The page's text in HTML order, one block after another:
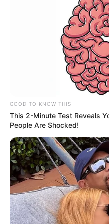
-ad7
Matérias Bônus :
Filho de ACS se torna Médico
🧊Cidades que distribuíram
🧊Grupo da 3ª turma do +Saúde
GOOD TO KNOW THIS
This 2-Minute Test Reveals
People Are Shocked!